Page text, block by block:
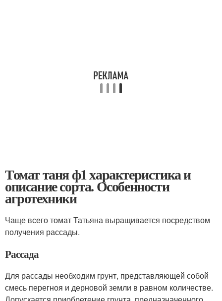
Томат таня ф1 характеристика и
описание сорта. Особенности
агротехники
Чаще всего томат Татьяна выращивается посредством
получения рассады.
Рассада
Для рассады необходим грунт, представляющей собой
смесь перегноя и дерновой земли в равном количестве.